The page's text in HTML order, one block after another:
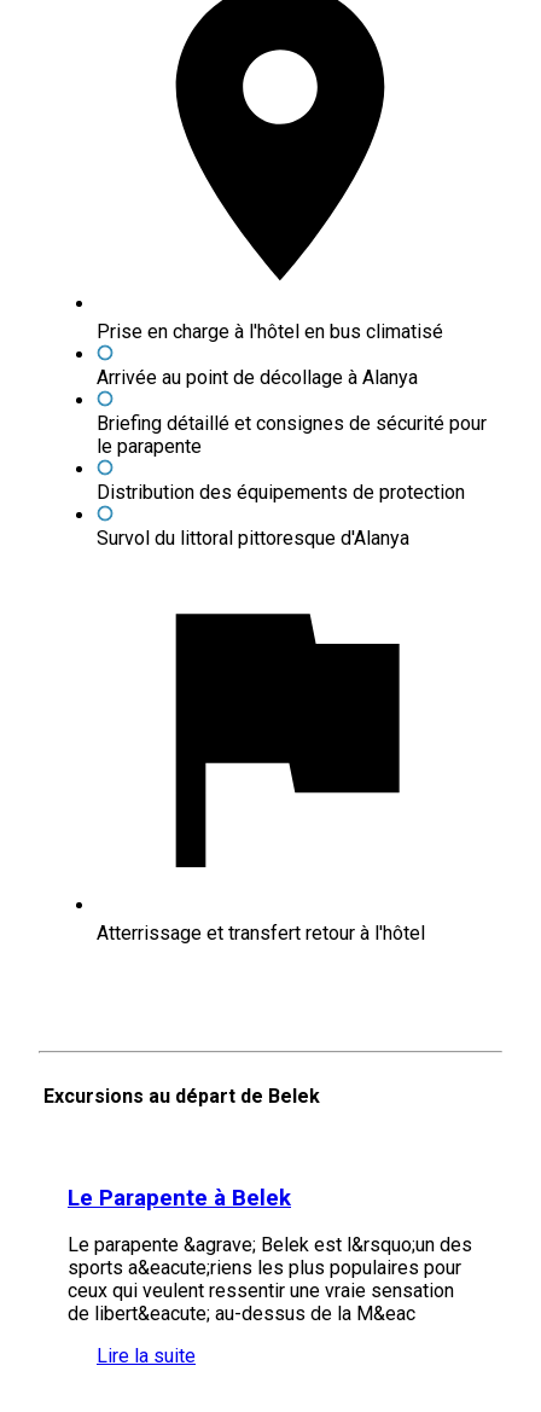
Prise en charge à l'hôtel en bus climatisé
Arrivée au point de décollage à Alanya
Briefing détaillé et consignes de sécurité pour
le parapente
Distribution des équipements de protection
Survol du littoral pittoresque d'Alanya
Atterrissage et transfert retour à l'hôtel
Excursions au départ de Belek
Le Parapente à Belek
Le parapente &agrave; Belek est l&rsquo;un des
sports a&eacute;riens les plus populaires pour
ceux qui veulent ressentir une vraie sensation
de libert&eacute; au-dessus de la M&eac
Lire la suite